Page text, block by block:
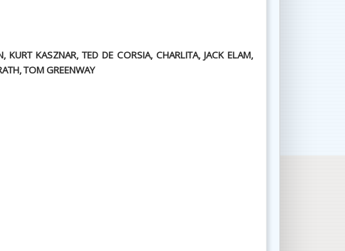
KASZNAR, TED DE CORSIA, CHARLITA, JACK ELAM,
TOM GREENWAY